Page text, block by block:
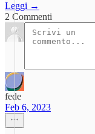
Leggi →
2 Commenti
fede
Feb 6, 2023